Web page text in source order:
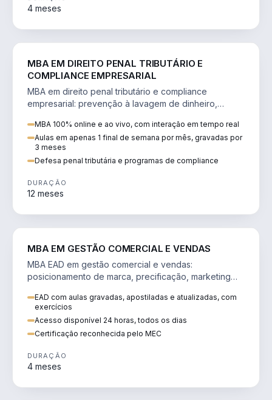
4 meses
MBA EM DIREITO PENAL TRIBUTÁRIO E
COMPLIANCE EMPRESARIAL
MBA em direito penal tributário e compliance
empresarial: prevenção à lavagem de dinheiro,
MBA 100% online e ao vivo, com interação em tempo real
Aulas em apenas 1 final de semana por mês, gravadas por
3 meses
Defesa penal tributária e programas de compliance
DURAÇÃO
12 meses
MBA EM GESTÃO COMERCIAL E VENDAS
MBA EAD em gestão comercial e vendas:
posicionamento de marca, precificação, marketing
EAD com aulas gravadas, apostiladas e atualizadas, com
exercícios
Acesso disponível 24 horas, todos os dias
Certificação reconhecida pelo MEC
DURAÇÃO
4 meses